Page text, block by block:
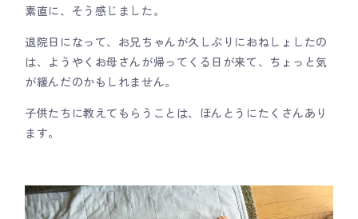
素直に、そう感じました。
退院日になって、お兄ちゃんが久しぶりにおねしょしたの
は、ようやくお母さんが帰ってくる日が来て、ちょっと気
が緩んだのかもしれません。
子供たちに教えてもらうことは、ほんとうにたくさんあり
ます。